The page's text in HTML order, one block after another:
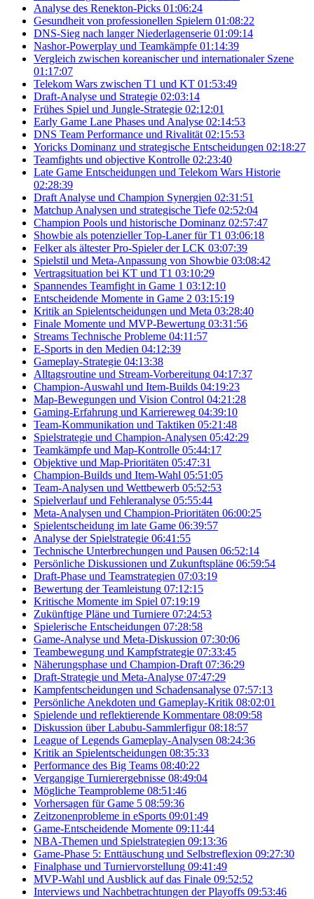
Analyse des Renekton-Picks 01:06:24
Gesundheit von professionellen Spielern 01:08:22
DNS-Sieg nach langer Niederlagenserie 01:09:14
Nashor-Powerplay und Teamkämpfe 01:14:39
Vergleich zwischen koreanischer und internationaler Szene
01:17:07
Telekom Wars zwischen T1 und KT 01:53:49
Draft-Analyse und Strategie 02:03:14
Frühes Spiel und Jungle-Strategie 02:12:01
Early Game Lane Phases und Analyse 02:14:53
DNS Team Performance und Rivalität 02:15:53
Yoricks Dominanz und strategische Entscheidungen 02:18:27
Teamfights und objective Kontrolle 02:23:40
Late Game Entscheidungen und Telekom Wars Historie
02:28:39
Draft Analyse und Champion Synergien 02:31:51
Matchup Analysen und strategische Tiefe 02:52:04
Champion Pools und historische Dominanz 02:57:47
Showbie als potenzieller Top-Laner für T1 03:06:18
Felker als ältester Pro-Spieler der LCK 03:07:39
Spielstil und Meta-Anpassung von Showbie 03:08:42
Vertragsituation bei KT und T1 03:10:29
Spannendes Teamfight in Game 1 03:12:10
Entscheidende Momente in Game 2 03:15:19
Kritik an Spielentscheidungen und Meta 03:28:40
Finale Momente und MVP-Bewertung 03:31:56
Streams Technische Probleme 04:11:57
E-Sports in den Medien 04:12:39
Gameplay-Strategie 04:13:38
Alltagsroutine und Stream-Vorbereitung 04:17:37
Champion-Auswahl und Item-Builds 04:19:23
Map-Bewegungen und Vision Control 04:21:28
Gaming-Erfahrung und Karriereweg 04:39:10
Team-Kommunikation und Taktiken 05:21:48
Spielstrategie und Champion-Analysen 05:42:29
Teamkämpfe und Map-Kontrolle 05:44:17
Objektive und Map-Prioritäten 05:47:31
Champion-Builds und Item-Wahl 05:51:05
Team-Analysen und Wettbewerb 05:52:53
Spielverlauf und Fehleranalyse 05:55:44
Meta-Analysen und Champion-Prioritäten 06:00:25
Spielentscheidung im late Game 06:39:57
Analyse der Spielstrategie 06:41:55
Technische Unterbrechungen und Pausen 06:52:14
Persönliche Diskussionen und Zukunftspläne 06:59:54
Draft-Phase und Teamstrategien 07:03:19
Bewertung der Teamleistung 07:12:15
Kritische Momente im Spiel 07:19:19
Zukünftige Pläne und Turniere 07:24:53
Spielerische Entscheidungen 07:28:58
Game-Analyse und Meta-Diskussion 07:30:06
Teambewegung und Kampfstrategie 07:33:45
Näherungsphase und Champion-Draft 07:36:29
Draft-Strategie und Meta-Analyse 07:47:29
Kampfentscheidungen und Schadensanalyse 07:57:13
Persönliche Anekdoten und Gameplay-Kritik 08:02:01
Spielende und reflektierende Kommentare 08:09:58
Diskussion über Labubu-Sammlerfigur 08:18:57
League of Legends Gameplay-Analysen 08:24:36
Kritik an Spielentscheidungen 08:35:33
Performance des Big Teams 08:40:22
Vergangige Turnierergebnisse 08:49:04
Mögliche Teamprobleme 08:51:46
Vorhersagen für Game 5 08:59:36
Zeitzonenprobleme in eSports 09:01:49
Game-Entscheidende Momente 09:11:44
NBA-Themen und Spielstrategien 09:13:36
Game-Phase 5: Enttäuschung und Selbstreflexion 09:27:30
Finalphase und Turniervorstellung 09:41:49
MVP-Wahl und Ausblick auf das Finale 09:52:52
Interviews und Nachbetrachtungen der Playoffs 09:53:46